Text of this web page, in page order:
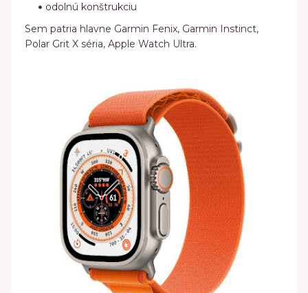
odolnú konštrukciu
Sem patria hlavne Garmin Fenix, Garmin Instinct,
Polar Grit X séria, Apple Watch Ultra.